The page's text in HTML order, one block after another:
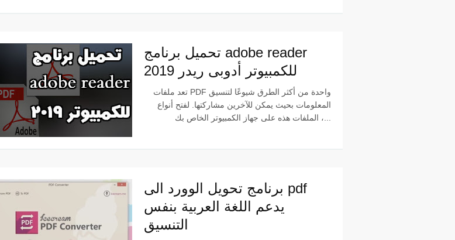
تحميل برنامج adobe reader
للكمبيوتر أدوبى ريدر 2019
تعد ملفات PDF واحدة من أكثر الطرق شيوعًا لتنسيق
المعلومات بحيث يمكن للآخرين مشاركتها. لفتح أنواع
الملفات هذه على جهاز الكمبيوتر الخاص بك ،...
برنامج تحويل الوورد الى pdf
يدعم اللغة العربية بنفس
التنسيق